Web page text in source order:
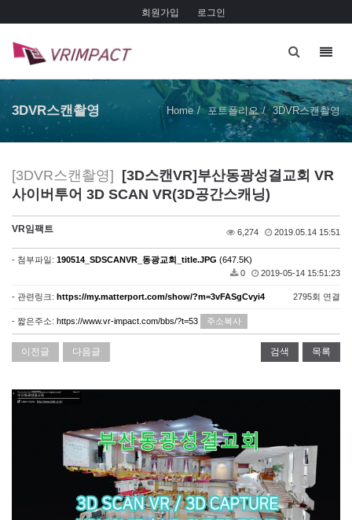
회원가입 로그인
3DVR스캔촬영 Home 포트폴리오 3DVR스캔촬영
[3DVR스캔촬영]
[3D스캔VR]부산동광성결교회 VR
사이버투어 3D SCAN VR(3D공간스캐닝)
VR임팩트 6,274 2019.05.14 15:51
- 첨부파일: 190514_SDSCANVR_동광교회_title.JPG (647.5K)
0
2019-05-14 15:51:23
- 관련링크: https://my.matterport.com/show/?m=3vFASgCvyi4 2795회 연결
- 짧은주소: https://www.vr-impact.com/bbs/?t=53 주소복사
이전글 다음글 검색 목록